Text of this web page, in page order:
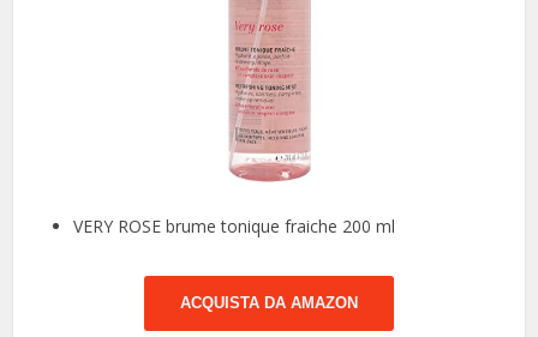
VERY ROSE brume tonique fraiche 200 ml
ACQUISTA DA AMAZON